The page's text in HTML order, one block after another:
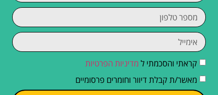
קראתי והסכמתי ל מדיניות הפרטיות
מאשר/ת קבלת דיוור וחומרים פרסומיים